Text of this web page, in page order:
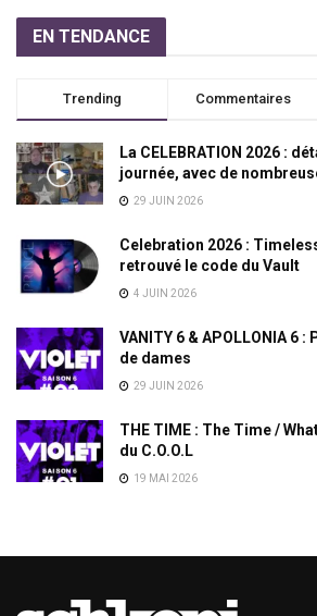
EN TENDANCE
Trending Commentaires
La CELEBRATION 2026 :
journée, avec de
29 JUIN 2026
Celebration 2026 :
retrouvé le code du Vault
4 JUIN 2026
VANITY 6 & APOLLONIA 6
de dames
29 JUIN 2026
THE TIME : The Time /
du C.O.O.L
19 MAI 2026